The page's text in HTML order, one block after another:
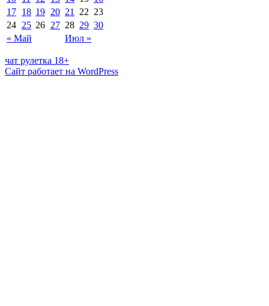
« Май Июл »
17 18 19 20 21 22 23
24 25 26 27 28 29 30
чат рулетка 18+
Сайт работает на WordPress